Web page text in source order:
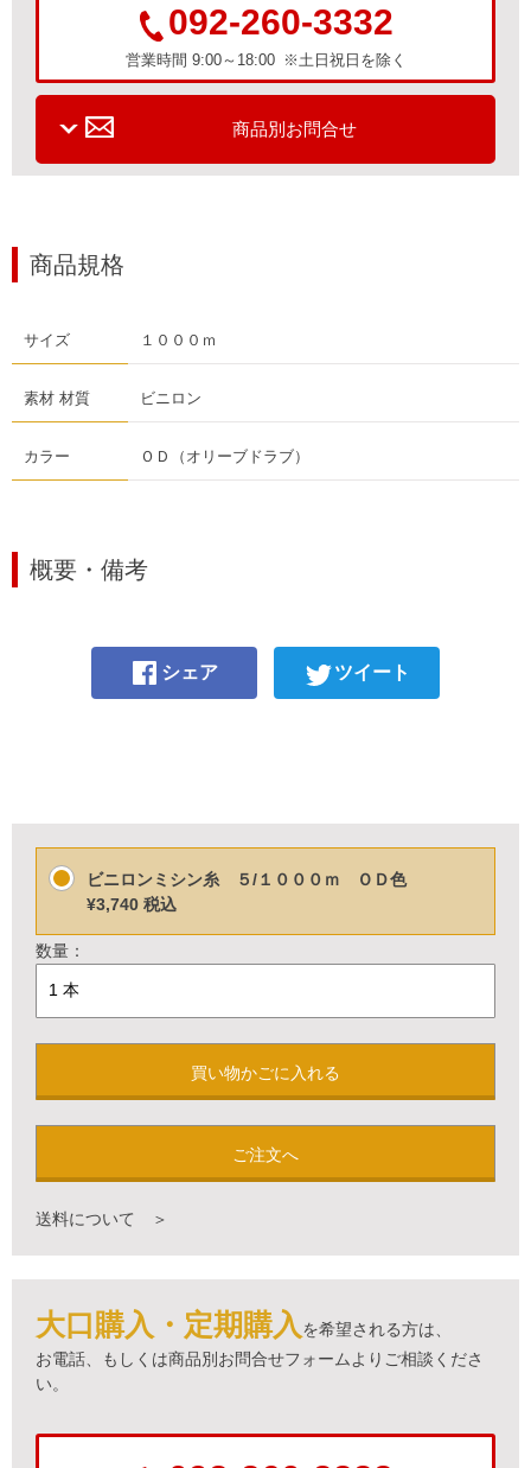
092-260-3332
営業時間 9:00～18:00 ※土日祝日を除く
商品別お問合せ
商品規格
サイズ １０００ｍ
素材 材質 ビニロン
カラー ＯＤ（オリーブドラブ）
概要・備考
シェア ツイート
ビニロンミシン糸 ５/１０００ｍ ＯＤ色
¥3,740 税込
数量：
買い物かごに入れる
ご注文へ
送料について ＞
大口購入・定期購入 を希望される方は、
お電話、もしくは商品別お問合せフォームよりご相談くださ
い。